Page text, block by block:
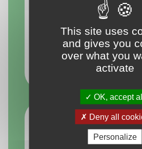
Escuela de fácil acceso tanto a
Marín como de Pontevedra, con
descarga muy práctica para
salidas del
Ver escuela
This site uses
and gives you
over what you
activate
OK, accept
Deny all
Personalize